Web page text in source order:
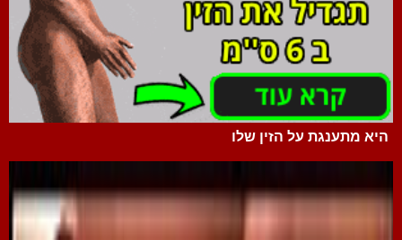
היא מתענגת על הזין שלו